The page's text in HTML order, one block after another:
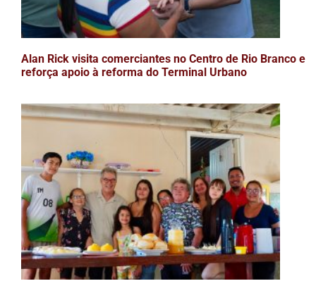
Alan Rick visita comerciantes no Centro de Rio Branco e
reforça apoio à reforma do Terminal Urbano